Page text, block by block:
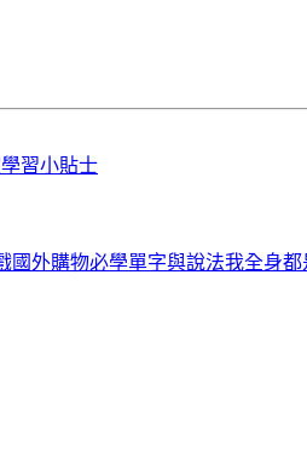
學習小貼士
國外購物必學單字與說法我全身都